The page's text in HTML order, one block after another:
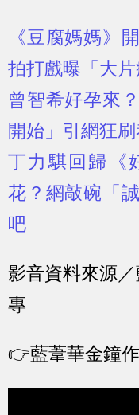
《豆腐媽媽》
拍打戲曝「大
曾智希好孕來
開始」引網狂
丁力騏回歸《
花？網敲碗「
吧
影音資料來源
專
👉藍葦華金鐘